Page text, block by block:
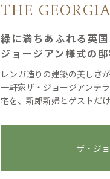
THE
緑に満ちあふれる英国
ジョージアン様式の
レンガ造りの建築の美しさ
一軒家ザ・ジョージアンテ
宅を、新郎新婦とゲストだ
ザ・ジ